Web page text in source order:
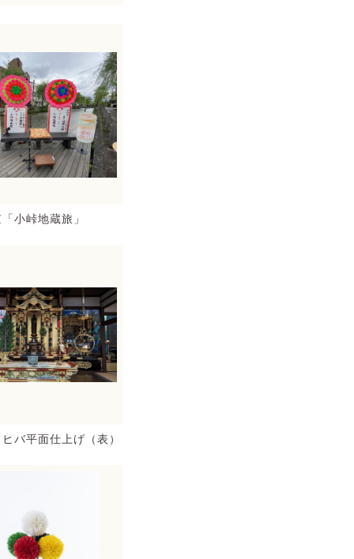
小峠地蔵旅」
バ平面仕上げ（表）